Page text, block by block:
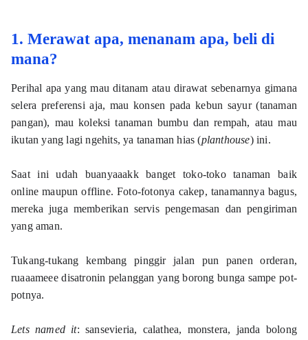
1. Merawat apa, menanam apa, beli di
mana?
Perihal apa yang mau ditanam atau dirawat sebenarnya gimana
selera preferensi aja, mau konsen pada kebun sayur (tanaman
pangan), mau koleksi tanaman bumbu dan rempah, atau mau
ikutan yang lagi ngehits, ya tanaman hias (planthouse) ini.
Saat ini udah buanyaaakk banget toko-toko tanaman baik
online maupun offline. Foto-fotonya cakep, tanamannya bagus,
mereka juga memberikan servis pengemasan dan pengiriman
yang aman.
Tukang-tukang kembang pinggir jalan pun panen orderan,
ruaaameee disatronin pelanggan yang borong bunga sampe pot-
potnya.
Lets named it: sansevieria, calathea, monstera, janda bolong